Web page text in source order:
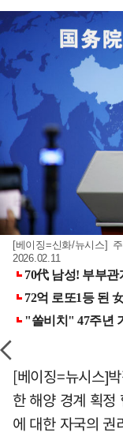
[베이징=신화/뉴시스]
2026.02.11
[베이징=뉴시스]
한 해양 경계 획정
에 대한 자국의 권